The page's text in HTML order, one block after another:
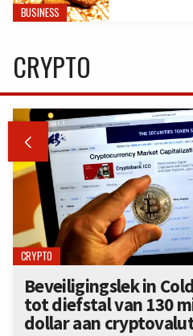
BUSINESS
CRYPTO

CRYPTO
Beveiligingslek in
tot diefstal van 130
dollar aan